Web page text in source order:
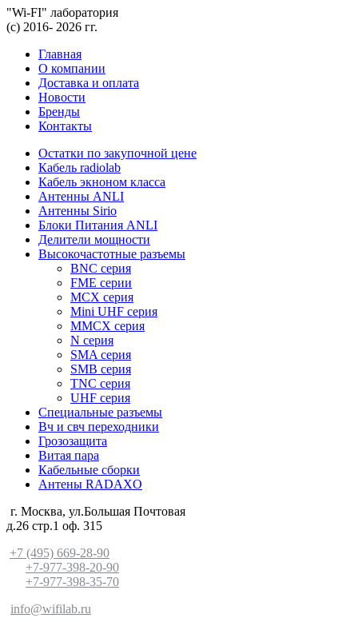
"Wi-FI" лаборатория
(с) 2016- 2026 гг.
Главная
О компании
Доставка и оплата
Новости
Бренды
Контакты
Остатки по закупочной цене
Кабель radiolab
Кабель экноном класса
Антенны ANLI
Антенны Sirio
Блоки Питания ANLI
Делители мощности
Высокочастотные разъемы
BNC серия
FME серии
MCX серия
Mini UHF серия
MMCX серия
N серия
SMA серия
SMB серия
TNC серия
UHF серия
Специальные разъемы
Вч и свч переходники
Грозозащита
Витая пара
Кабельные сборки
Антены RADAXO
г. Москва, ул.Большая Почтовая
д.26 стр.1 оф. 315
+7 (495) 669-28-90
+7-977-398-20-90
+7-977-398-35-70
info@wifilab.ru